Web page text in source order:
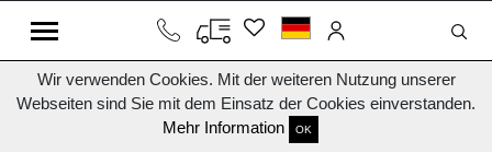
Wir verwenden Cookies. Mit der weiteren Nutzung unserer
Webseiten sind Sie mit dem Einsatz der Cookies einverstanden.
Mehr Information
OK